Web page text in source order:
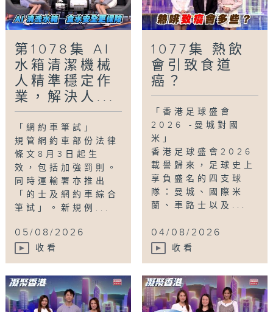
第1078集 AI
水箱清潔機械
人精準穩定作
業，解決人...
「網約車筆試」
規管網約車部份法律
條文8月3日起生
效，包括加強罰則。
同時運輸署亦推出
「的士及網約車綜合
筆試」。新規例...
05/08/2026
收看
1077集 熱飲
會引致食道
癌？
「香港足球盛會
2026 -曼城對國
米」
香港足球盛會2026
載譽歸來，足球史上
享負盛名的四支球
隊：曼城、國際米
蘭、車路士以及...
04/08/2026
收看